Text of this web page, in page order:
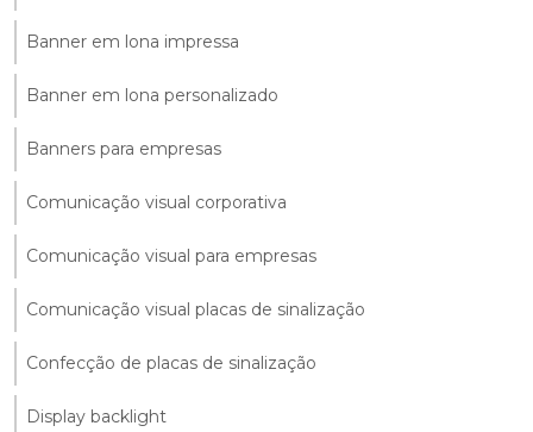
Banner em lona impressa
Banner em lona personalizado
Banners para empresas
Comunicação visual corporativa
Comunicação visual para empresas
Comunicação visual placas de sinalização
Confecção de placas de sinalização
Display backlight